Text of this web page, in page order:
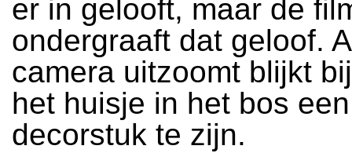
er in gelooft, maar de
ondergraaft dat geloof.
camera uitzoomt blijkt
het huisje in het bos
decorstuk te zijn.